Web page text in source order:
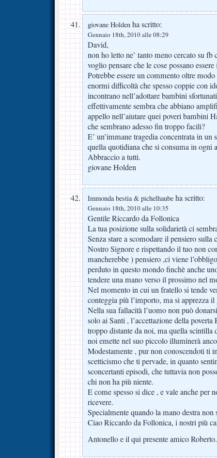
giovane Holden ha scritto:
Gennaio 18th, 2010 alle 08:29
David,
non ho letto ne’ tanto meno cercato su fb
voglio pensare che le cose possano
Potrebbe essere un commento oltre
enormi difficoltà che spesso coppie con
incontrano nell’adottare bambini
effettivamente sembra che abbiano
appello nell’aiutare quei poveri bambini
che sembrano adesso fin troppo facili?
E’ un’immane tragedia concentrata in un
quella quotidiana che si consuma in ogni
Abbraccio a tutti.
giovane Holden
Immonda bestia & pichelhaube ha scritto:
Gennaio 18th, 2010 alle 10:35
Gentile Riccardo da Follonica
La tua posizione sulla solidarietà ci
Senza stare a scomodare il pensiero
Nostro Signore e rispettando il tuo non
mancherebbe ) pensiero ,ci viene
perduto in questo mondo finchè anche
tendere una mano verso il prossimo nel
Nel momento in cui un fratello si tende
conteggia più l’importo, ma si apprezza il
Nella sua fallacità l’uomo non può
solo ai Santi , l’accettazione della poverta
troppo distante da noi, ma quella scintilla
noi emette nel suo piccolo illuminerà
Modestamente , pur non conoscendoti ti
scetticismo che ti pervade, in quanto
sconcertanti episodi, che tuttavia non
chi non ha più niente.
E come spesso si dice , e vale anche per
ricevere.
Specialmente quando la mano destra non
Ciao Riccardo da Follonica, i nostri più
Antonello e il qui presente amico Roberto.